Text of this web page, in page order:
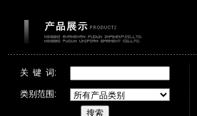
关 键 词:
类别范围: